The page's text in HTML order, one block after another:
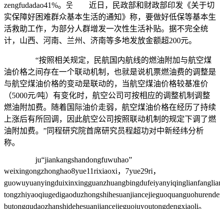
zengfudadao41%。웃 近日，民政部和财政部印发《关于切
实保障好困难群众基本生活的通知》称，要做好低保等基本生
活救助工作，为部分人群增发一次性生活补贴。据不完全统
计，山西、河南、兰州、济南等多地发放金额超200元。
“按照相关规定，民航国内航线的燃油附加与航空煤
油价格之间存在一个联动机制，也就是说机票燃油费的调整是
与航空煤油价格的变动是联动的，当航空煤油价格较基准价
（5000元/吨）有变化时，航空公司可按相应的调整机制调整
燃油附加费。随着国际油价走弱，航空煤油价格在经历了持续
上涨后有所回调，因此航空公司按照联动机制的规定下调了燃
油附加费。”同程研究院首席研究员程超功对中新经纬分析
称。
ju“jiankangshandongfuwuhao”
weixingongzhonghao8yue11rixiaoxi，7yue29ri，
butongqudaozhanshidehesuanjiancejieguojuyoutongdengxiaoli。